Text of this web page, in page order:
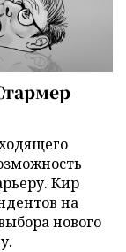
Кир
на
нового